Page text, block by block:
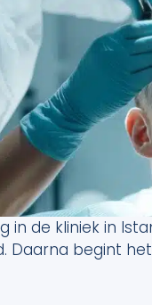
in de kliniek in
Daarna begint